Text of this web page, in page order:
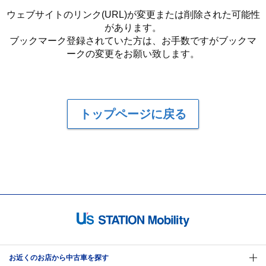
ウェブサイトのリンク(URL)が変更または削除された可能性
があります。
ブックマーク登録されていた方は、お手数ですがブックマ
ークの変更をお願い致します。
トップページに戻る
お近くのお店から中古車を探す